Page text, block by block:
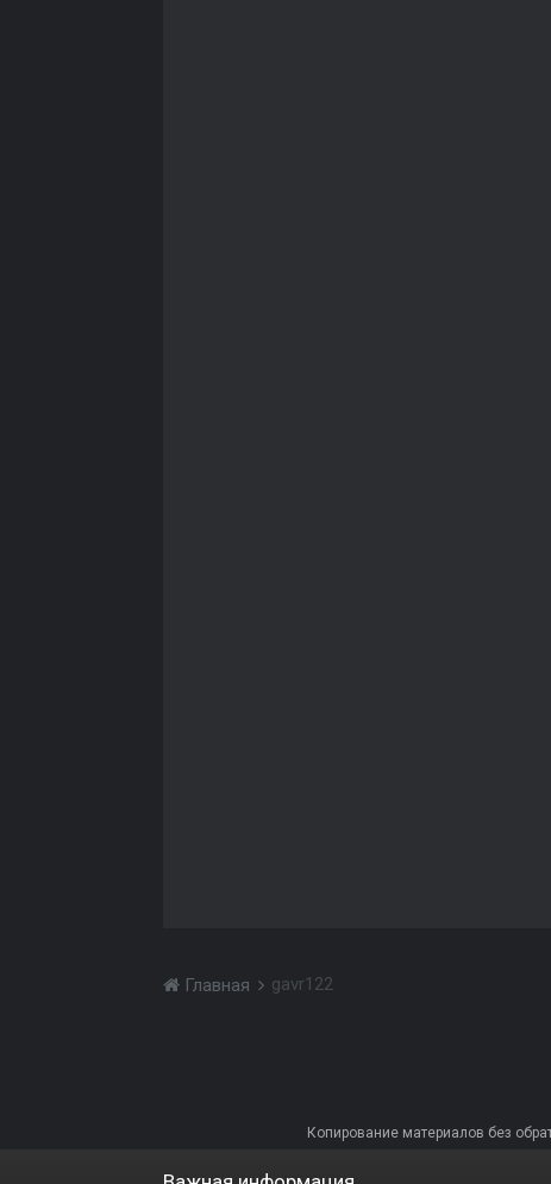
Главная gavr122
Копирование материалов без